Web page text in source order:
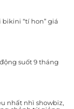
bikini “tí hon” giá
suốt 9 tháng
nhất nhì showbiz,